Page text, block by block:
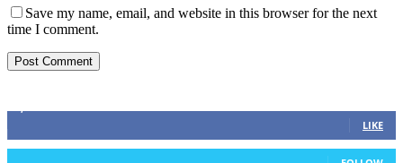
Save my name, email, and website in this browser for the next
time I comment.
LIKE